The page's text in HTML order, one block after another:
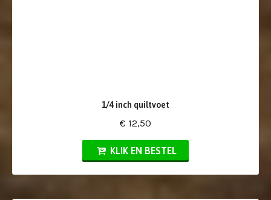
1/4 inch quiltvoet
€ 12,50
KLIK EN BESTEL